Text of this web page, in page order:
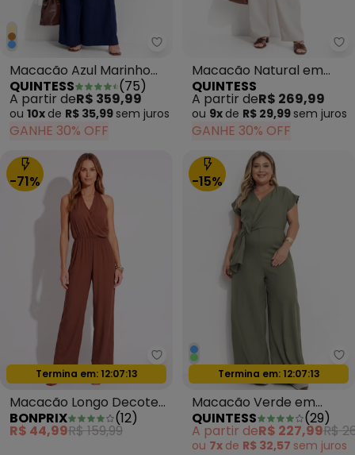
Quintess - Macacão Azul
Macacão Azul Marinho
em Linho
QUINTESS (75)
A partir deR$ 359,99
ou 10x de R$ 35,99 sem juros
GANHE 30% OFF
Macacão Natural em
Linho
QUINTESS
A partir deR$ 269,99
ou 9x de R$ 29,99 sem juros
GANHE 30% OFF
-71%
bonprix - Macacão Longo
Oferta relâmpago
Termina em: 12:07:11
Macacão Longo Decote
Transpassado Marrom
Escuro
BONPRIX (12)
R$ 44,99R$ 159,99
-15%
Oferta relâmpago
Termina em: 12:07:11
Macacão Verde em
Crepe Plano
QUINTESS (29)
A partir deR$ 227,99R$
ou 7x de R$ 32,57 sem juros